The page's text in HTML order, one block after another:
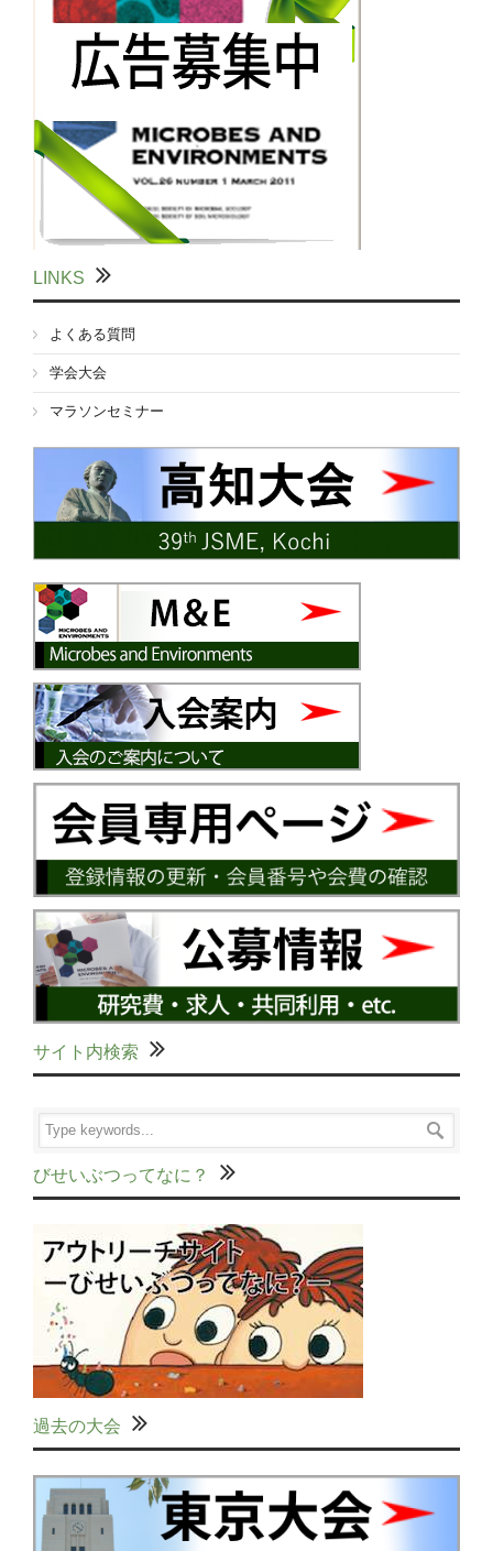
LINKS
よくある質問
学会大会
マラソンセミナー
サイト内検索
びせいぶつってなに？
過去の大会